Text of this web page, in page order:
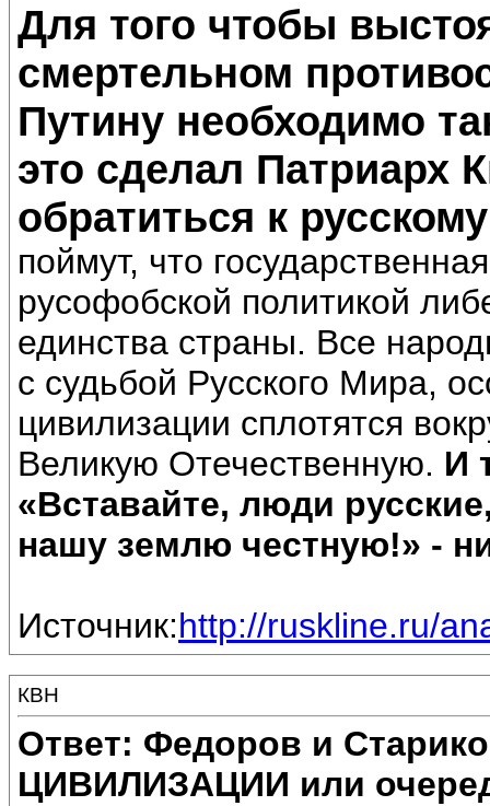
Для того чтобы
смертельном
Путину необходимо
это сделал Патриарх
обратиться к
поймут, что
русофобской политикой
единства страны. Все
с судьбой Русского Мира,
цивилизации сплотятся
Великую Отечественную. И
«Вставайте, люди
нашу землю честную!» -
Источник:http://ruskline.ru/
КВН
Ответ: Федоров и
ЦИВИЛИЗАЦИИ или